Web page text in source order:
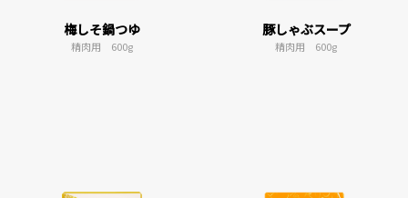
梅しそ鍋つゆ
精肉用 600g
豚しゃぶスープ
精肉用 600g